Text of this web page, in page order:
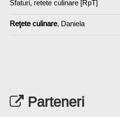
Sfaturi, retete culinare [RpT]
Reţete culinare, Daniela
Parteneri